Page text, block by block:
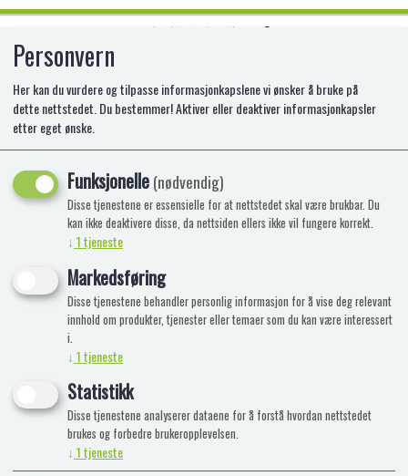
L.O.L. SURPRISE BOYS
Personvern
Her kan du vurdere og tilpasse informasjonkapslene vi ønsker å bruke på
dette nettstedet. Du bestemmer! Aktiver eller deaktiver informasjonkapsler
etter eget ønske.
Funksjonelle(nødvendig)
Disse tjenestene er essensielle for at nettstedet skal være brukbar. Du
kan ikke deaktivere disse, da nettsiden ellers ikke vil fungere korrekt.
↓ 1tjeneste
Markedsføring
Disse tjenestene behandler personlig informasjon for å vise deg relevant
innhold om produkter, tjenester eller temaer som du kan være interessert
i.
↓ 1tjeneste
Statistikk
Disse tjenestene analyserer dataene for å forstå hvordan nettstedet
brukes og forbedre brukeropplevelsen.
↓ 1tjeneste